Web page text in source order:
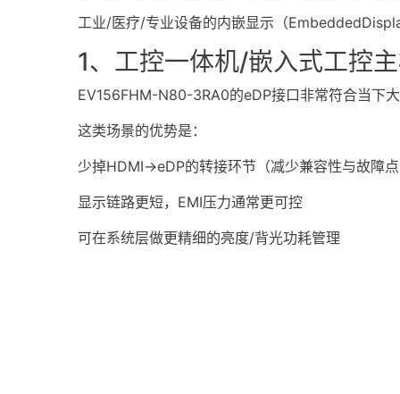
工业/医疗/专业设备的内嵌显示（
1、工控一体机/嵌入式工控
EV156FHM-N80-3RA0的eDP接口非常符合当下
这类场景的优势是：
少掉HDMI→eDP的转接环节（减少兼容性与故障
显示链路更短，EMI压力通常更可控
可在系统层做更精细的亮度/背光功耗管理